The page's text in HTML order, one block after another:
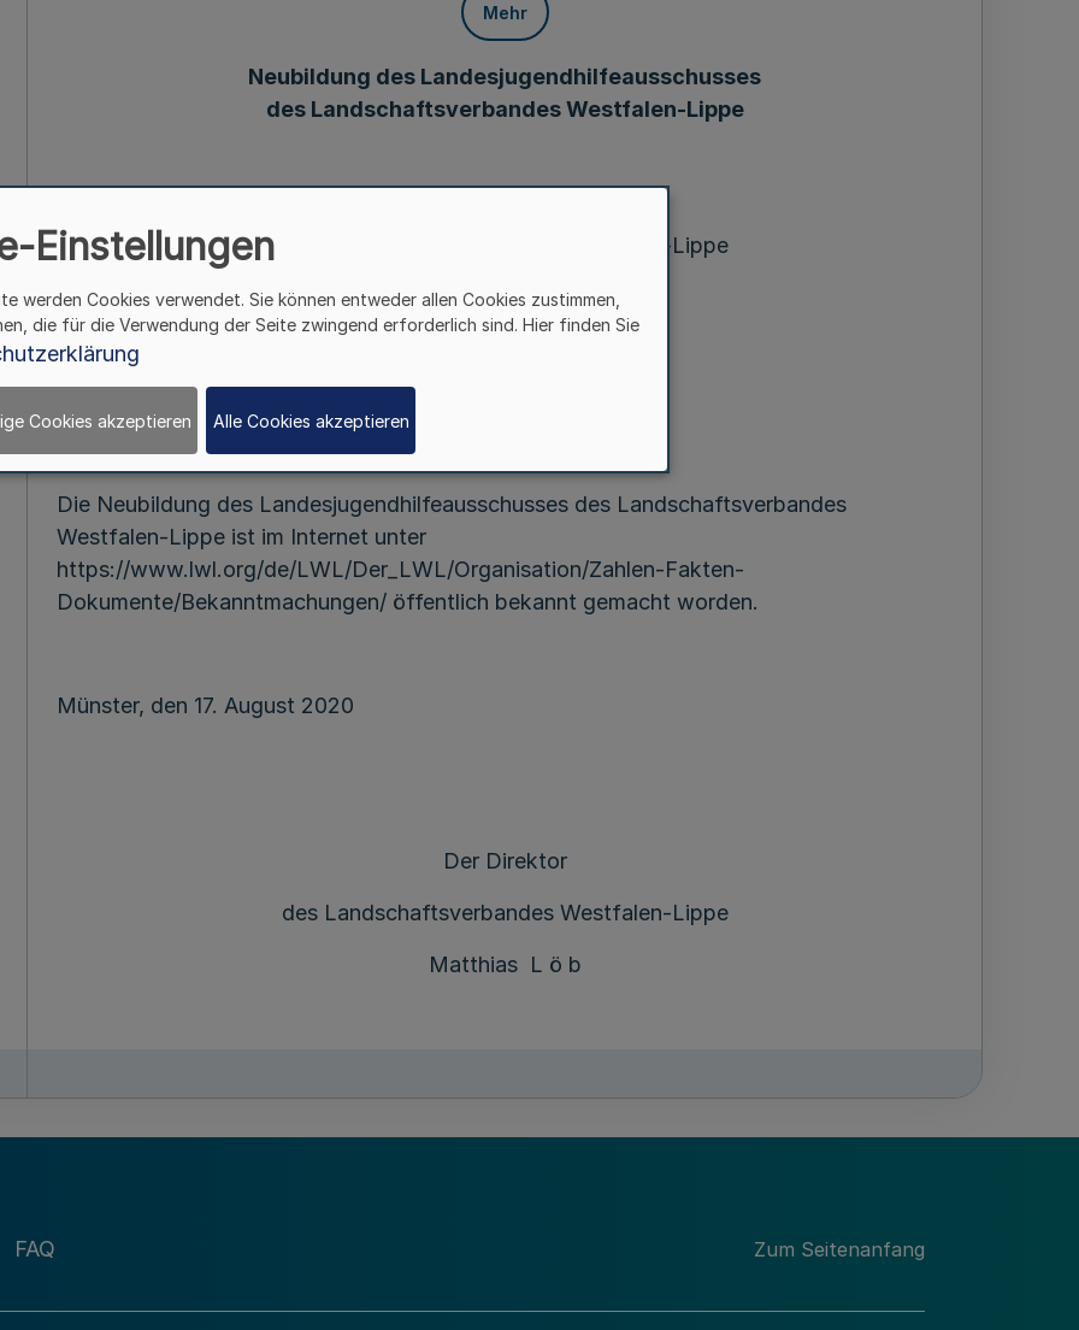
Mehr
Neubildung des Landesjugendhilfeausschusses
des Landschaftsverbandes Westfalen-Lippe
des Landschaftsverbandes Westfalen-Lippe
Die Neubildung des Landesjugendhilfeausschusses des Landschaftsverbandes
Westfalen-Lippe ist im Internet unter
https://www.lwl.org/de/LWL/Der_LWL/Organisation/Zahlen-Fakten-
Dokumente/Bekanntmachungen/ öffentlich bekannt gemacht worden.
Münster, den 17. August 2020
Der Direktor
des Landschaftsverbandes Westfalen-Lippe
Matthias L ö b
FAQ Zum Seitenanfang
Einstellungen
werden Cookies verwendet. Sie können entweder allen Cookies zustimmen,
die für die Verwendung der Seite zwingend erforderlich sind. Hier finden Sie
Cookies akzeptieren Alle Cookies akzeptieren